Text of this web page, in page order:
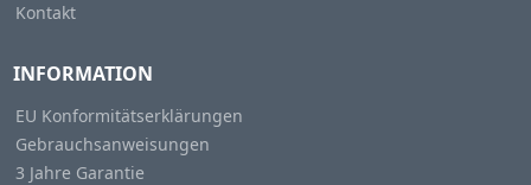
Kontakt
INFORMATION
EU Konformitätserklärungen
Gebrauchsanweisungen
3 Jahre Garantie